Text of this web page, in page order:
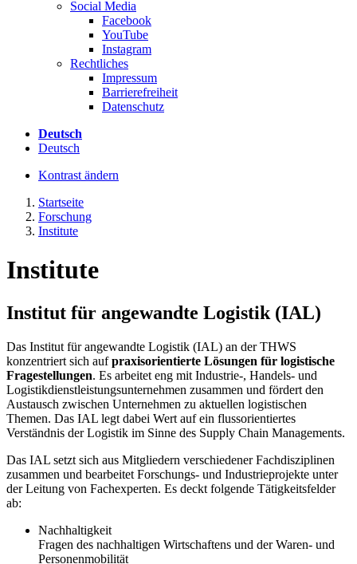
Social Media
Facebook
YouTube
Instagram
Rechtliches
Impressum
Barrierefreiheit
Datenschutz
Deutsch
Deutsch
Kontrast ändern
Startseite
Forschung
Institute
Institute
Institut für angewandte Logistik (IAL)
Das Institut für angewandte Logistik (IAL) an der THWS
konzentriert sich aufpraxisorientierte Lösungen für logistische
Fragestellungen. Es arbeitet eng mit Industrie-, Handels- und
Logistikdienstleistungsunternehmen zusammen und fördert den
Austausch zwischen Unternehmen zu aktuellen logistischen
Themen. Das IAL legt dabei Wert auf ein flussorientiertes
Verständnis der Logistik im Sinne des Supply Chain Managements.
Das IAL setzt sich aus Mitgliedern verschiedener Fachdisziplinen
zusammen und bearbeitet Forschungs- und Industrieprojekte unter
der Leitung von Fachexperten. Es deckt folgende Tätigkeitsfelder
ab:
Nachhaltigkeit
Fragen des nachhaltigen Wirtschaftens und der Waren- und
Personenmobilität